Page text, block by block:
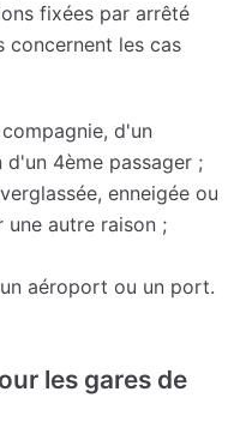
fixées par arrêté
concernent les cas
d'un
4ème passager ;
enneigée ou
autre raison ;
aéroport ou un port.
les gares de